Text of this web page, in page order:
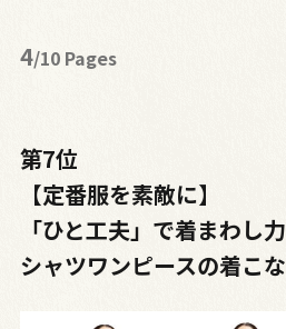
4/10 Pages
第7位
【定番服を素敵に】
「ひと工夫」で着まわし
シャツワンピースの着こ